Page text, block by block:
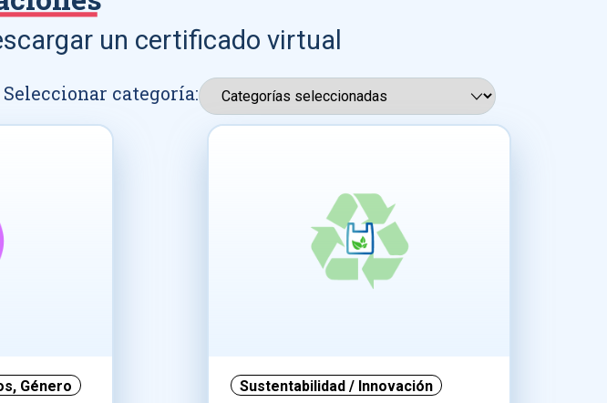
un certificado virtual
Seleccionar categoría:
, Género Sustentabilidad / Innovación